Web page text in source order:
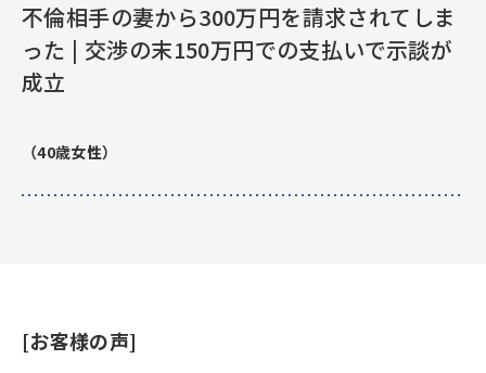
不倫相手の妻から300万円を請求されてしま
った | 交渉の末150万円での支払いで示談が
成立
（40歳女性）
[お客様の声]